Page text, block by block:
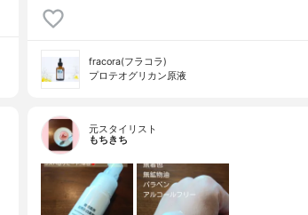
fracora(フラコラ)
プロテオグリカン原液
元スタイリスト
もちきち